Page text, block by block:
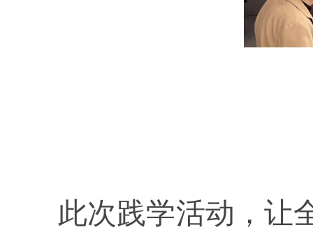
此次践学活动，让